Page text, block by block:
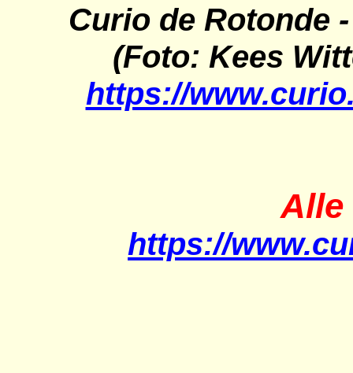
Curiode Rotonde
(Foto: Kees
https://
Alle
https://